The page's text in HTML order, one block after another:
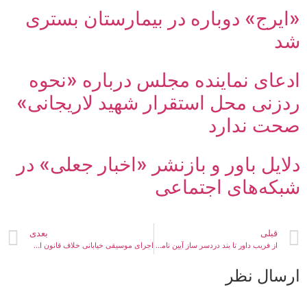
«ایرج» دوباره در بیمارستان بستری
شد
ادعای نماینده مجلس درباره «نحوه
ردزنی محل استقرار شهید لاریجانی»
صحت ندارد
دلایل باور و بازنشر «اخبار جعلی» در
شبکه‌های اجتماعی
قبلی
از فریب داور تا بند دردسر ساز آیین نامه لیگ!
بعدی
اجرای موسیقی خیابانی خلاف قانون است/مکاتبه با دفتر موسیقی ارشاد
ارسال نظر